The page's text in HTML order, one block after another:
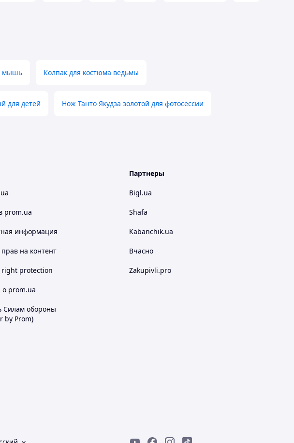
мышь Колпак для костюма ведьмы
для детей Нож Танто Якудза золотой для фотосессии
prom.ua
информация
на контент
right protection
prom.ua
Силам обороны
by Prom)
Партнеры
Bigl.ua
Shafa
Kabanchik.ua
Вчасно
Zakupivli.pro